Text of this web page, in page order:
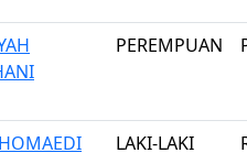
PEREMPUAN
LAKI-LAKI